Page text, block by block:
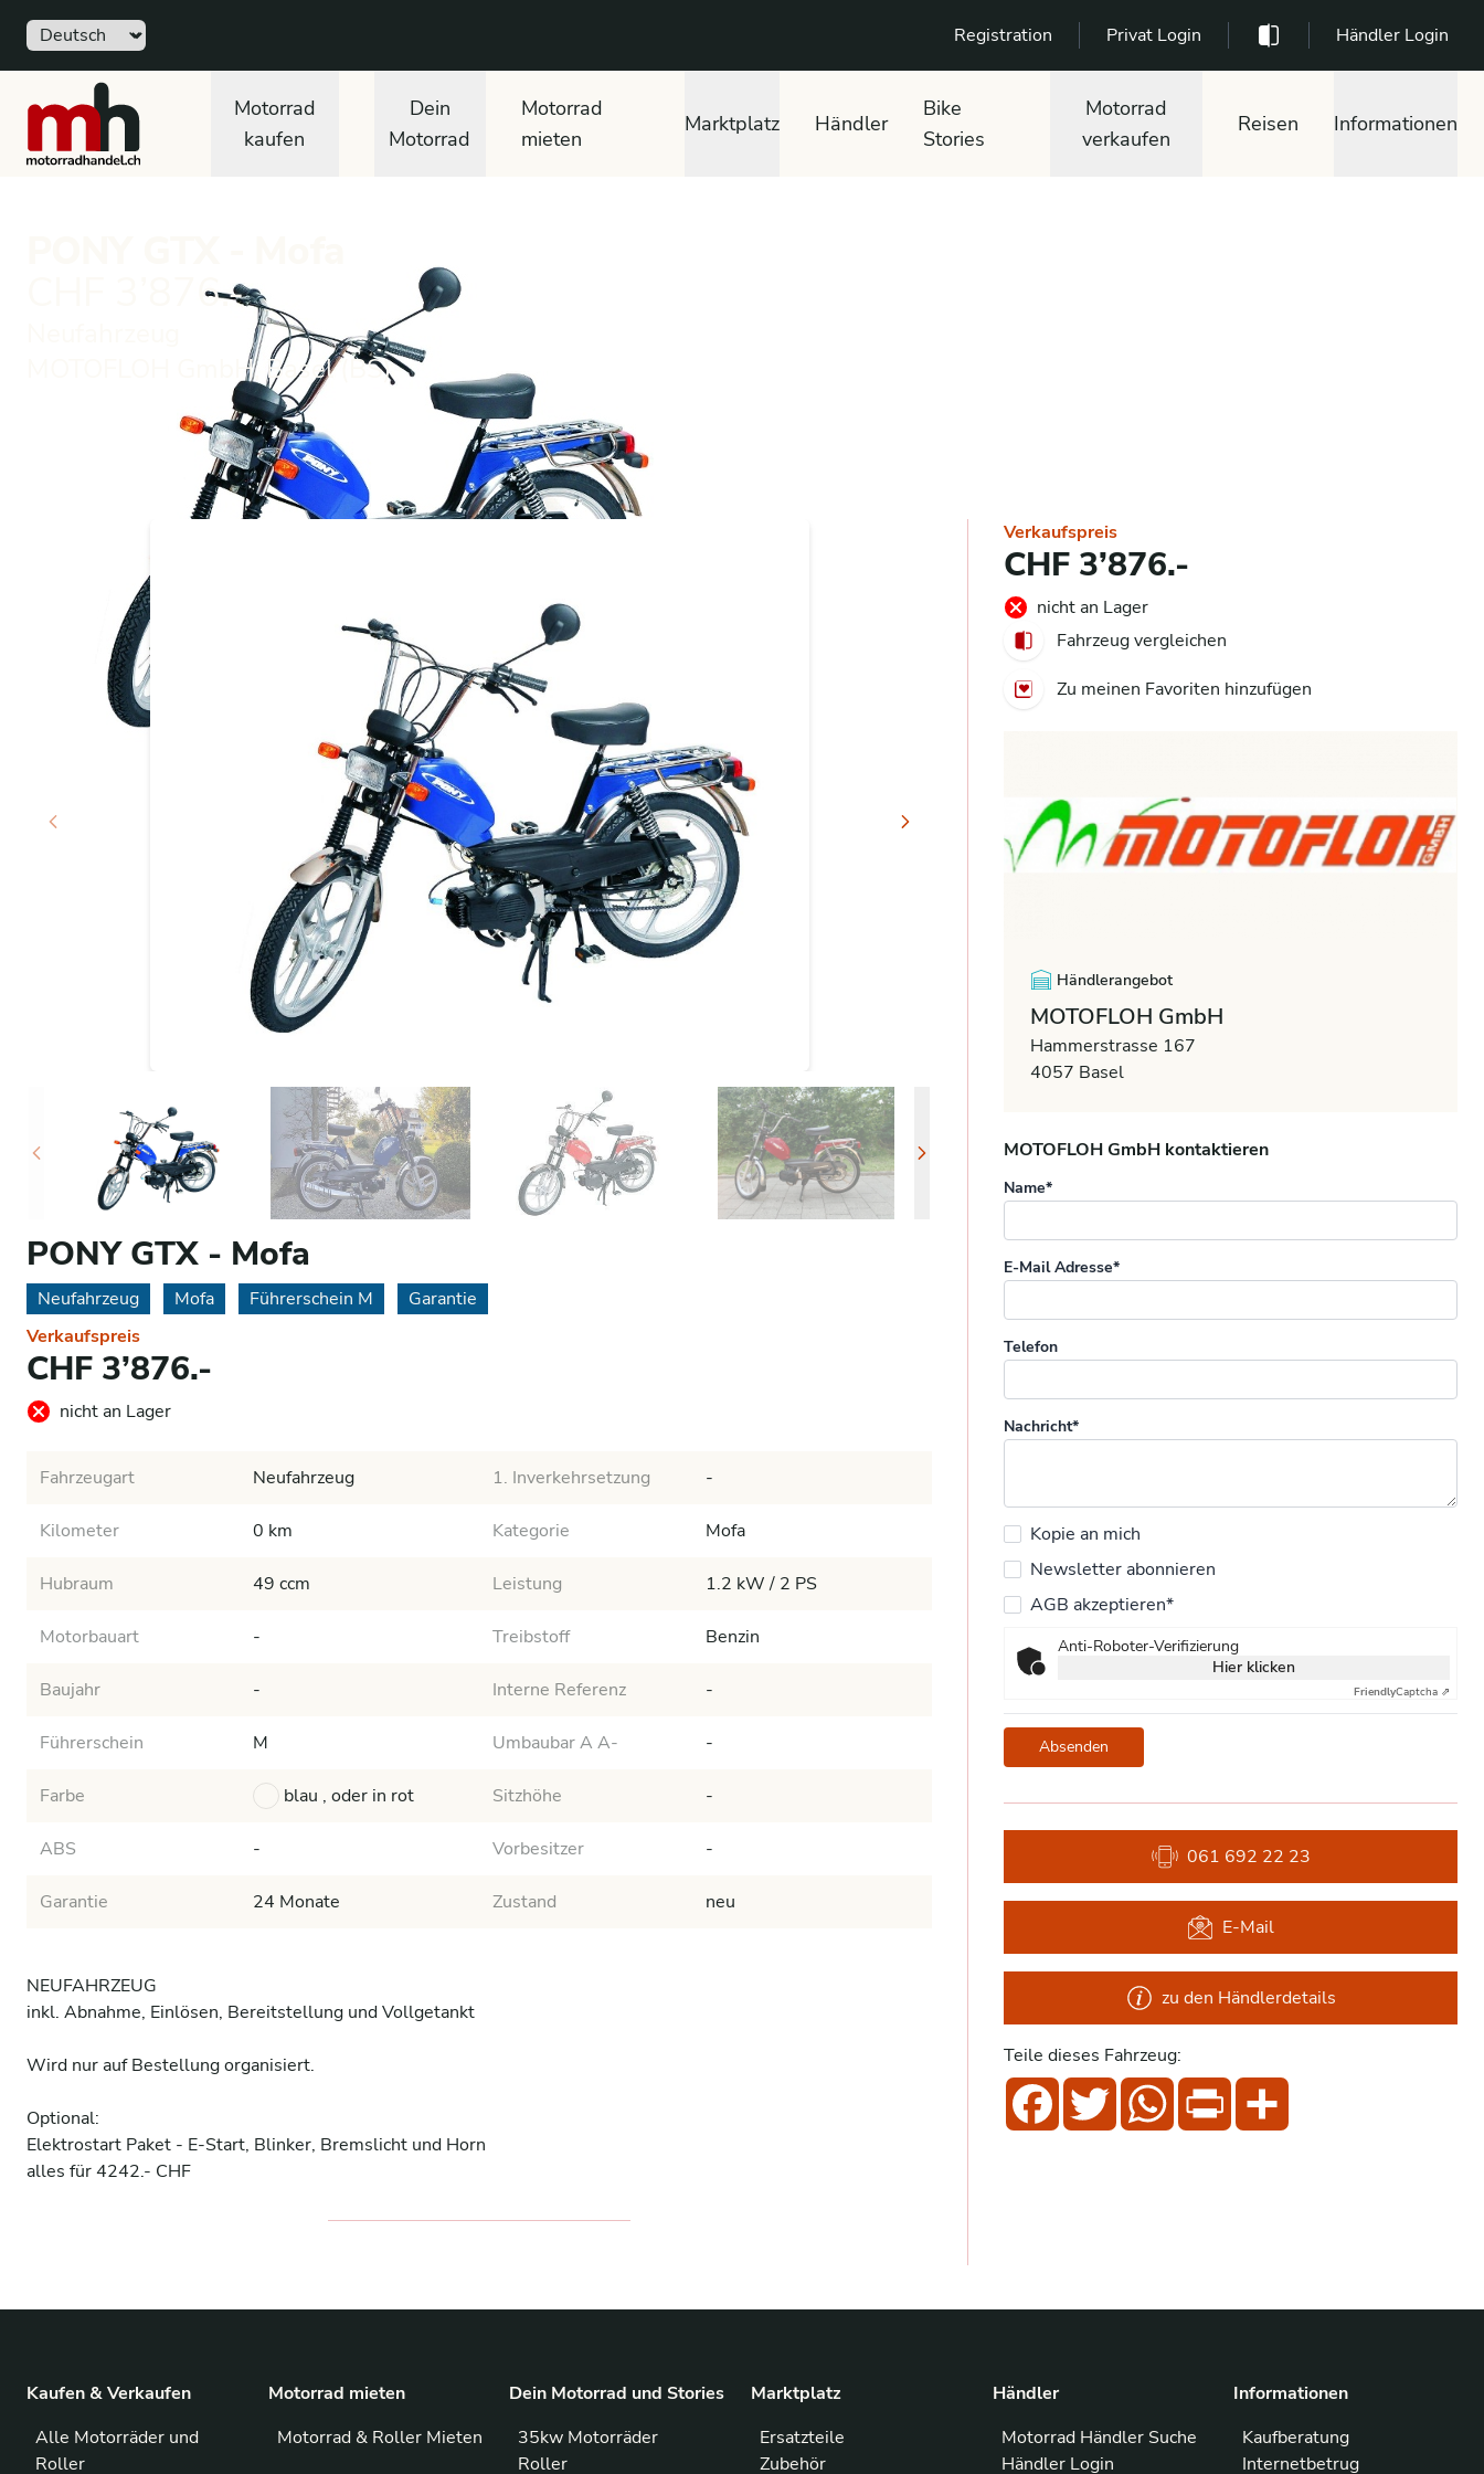
Sprache Registration Privat Login Händler Login
motorradhandel.ch
Motorrad
kaufen
Dein
Motorrad
Motorrad
mieten
Marktplatz Händler
Bike
Stories
Motorrad
verkaufen
Reisen Informationen
CHF 3’876.-
MOTOFLOH GmbH, Basel (BS)
PONY GTX
PONY GTX - Mofa
Neufahrzeug Mofa Führerschein M
Garantie
Verkaufspreis
CHF 3’876.-
nicht an Lager
Fahrzeugart Neufahrzeug 1. Inverkehrsetzung -
Kilometer 0 km Kategorie Mofa
Hubraum 49 ccm Leistung 1.2 kW / 2 PS
Motorbauart - Treibstoff Benzin
Baujahr - Interne Referenz -
Führerschein M Umbaubar A A- -
Farbe blau , oder in rot Sitzhöhe -
ABS - Vorbesitzer -
Garantie 24 Monate Zustand neu
NEUFAHRZEUG
inkl. Abnahme, Einlösen, Bereitstellung und Vollgetankt
Wird nur auf Bestellung organisiert.
Optional:
Elektrostart Paket - E-Start, Blinker, Bremslicht und Horn
alles für 4242.- CHF
Verkaufspreis
CHF 3’876.-
nicht an Lager
Fahrzeug vergleichen
Zu meinen Favoriten hinzufügen
Händlerangebot
MOTOFLOH GmbH
Hammerstrasse 167
4057 Basel
MOTOFLOH GmbH kontaktieren
Name*
E-Mail Adresse*
Telefon
Nachricht*
Kopie an mich
Newsletter abonnieren
AGB akzeptieren*
Anti-Roboter-Verifizierung
Hier klicken
FriendlyCaptcha ⇗
Absenden
061 692 22 23
E-Mail
zu den Händlerdetails
Teile dieses Fahrzeug:
FacebookTwitterWhatsApp
Print
Kaufen & Verkaufen
Alle Motorräder und
Roller
Motorrad mieten
Motorrad & Roller Mieten
Dein Motorrad und Stories
35kw Motorräder
Roller
Marktplatz
Ersatzteile
Zubehör
Händler
Motorrad Händler Suche
Händler Login
Informationen
Kaufberatung
Internetbetrug